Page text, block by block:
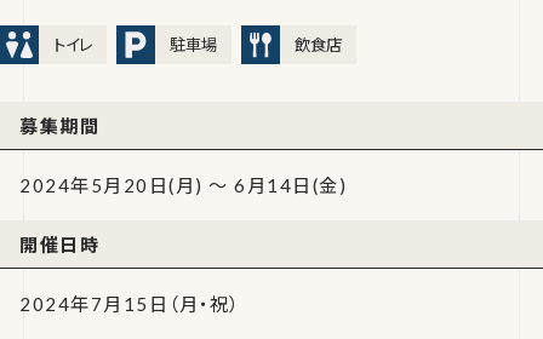
トイレ 駐車場 飲食店
募集期間
2024年5月20日(月) ～ 6月14日(金)
開催日時
2024年7月15日（月・祝）